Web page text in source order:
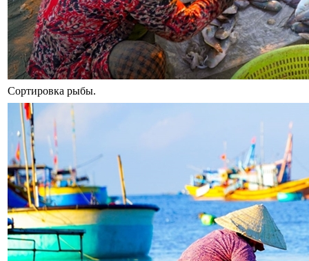
Сортировка рыбы.